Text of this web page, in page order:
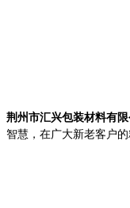
荆州市汇兴包装材料有限
智慧，在广大新老客户